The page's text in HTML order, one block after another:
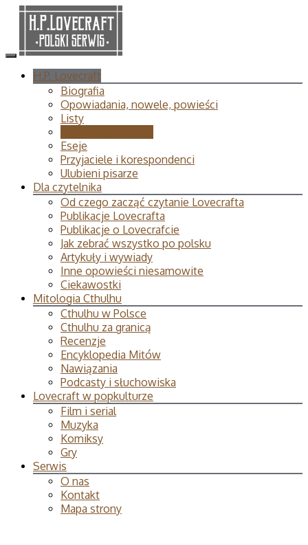
H.P. Lovecraft
Biografia
Opowiadania, nowele, powieści
Listy
Eseje
Przyjaciele i korespondenci
Ulubieni pisarze
Dla czytelnika
Od czego zacząć czytanie Lovecrafta
Publikacje Lovecrafta
Publikacje o Lovecrafcie
Jak zebrać wszystko po polsku
Artykuły i wywiady
Inne opowieści niesamowite
Ciekawostki
Mitologia Cthulhu
Cthulhu w Polsce
Cthulhu za granicą
Recenzje
Encyklopedia Mitów
Nawiązania
Podcasty i słuchowiska
Lovecraft w popkulturze
Film i serial
Muzyka
Komiksy
Gry
Serwis
O nas
Kontakt
Mapa strony